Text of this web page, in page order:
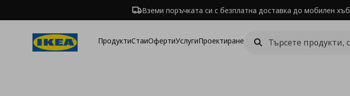
Вземи поръчката си с безплатна доставка до мобилен хъб
ПродуктиСтаиОфертиУслугиПроектиране